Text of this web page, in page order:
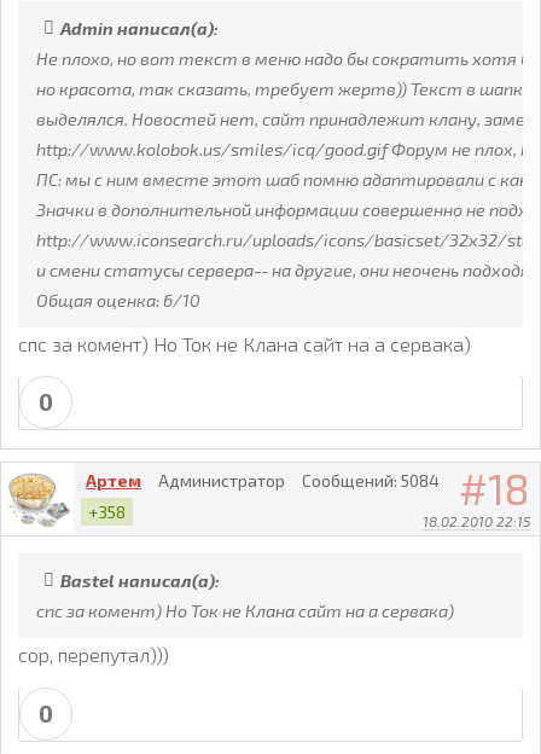
Admin написал(а):
Не плохо, но вот текст в меню надо бы сократить хотя
но красота, так сказать, требует жертв)) Текст в шапке
выделялся. Новостей нет, сайт принадлежит клану,
http://www.kolobok.us/smiles/icq/good.gif Форум не плох, но
ПС: мы с ним вместе этот шаб помню адаптировали с
Значки в дополнительной информации совершенно не
http://www.iconsearch.ru/uploads/icons/basicset/32x32/
и смени статусы сервера-- на другие, они неочень
Общая оценка: 6/10
спс за комент) Но Ток не Клана сайт на а сервака)
0
18
18.02.2010 22:15
Артем Администратор Сообщений: 5084
+358
Bastel написал(а):
спс за комент) Но Ток не Клана сайт на а сервака)
сор, перепутал)))
0